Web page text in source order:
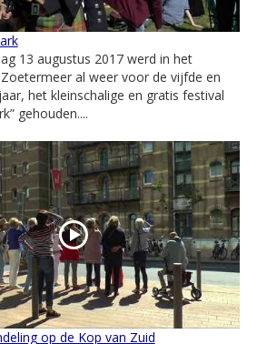
13 augustus 2017 werd in het
al weer voor de vijfde en
het kleinschalige en gratis festival
gehouden....
op de Kop van Zuid